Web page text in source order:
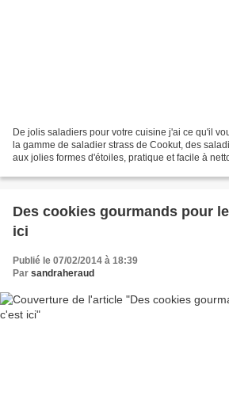
De jolis saladiers pour votre cuisine j'ai ce qu'il
la gamme de saladier strass de Cookut, des
aux jolies formes d'étoiles, pratique et facile à
Des cookies gourmands pour
ici
Publié le 07/02/2014 à 18:39
Par sandraheraud